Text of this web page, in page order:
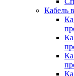
Кабель